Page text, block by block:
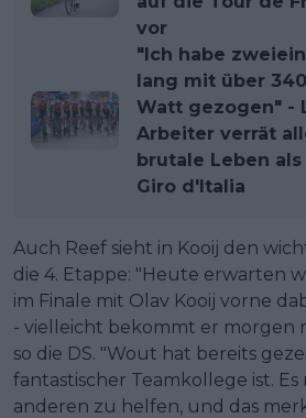
vor
"Ich habe
lang mit über
Watt gezogen" -
Arbeiter verrät
brutale Leben
Giro d'Italia
Auch Reef sieht in Kooij den
die 4. Etappe: "Heute erwarten
im Finale mit Olav Kooij vorne
- vielleicht bekommt er morgen
so die DS. "Wout hat bereits
fantastischer Teamkollege ist. Es
anderen zu helfen, und das